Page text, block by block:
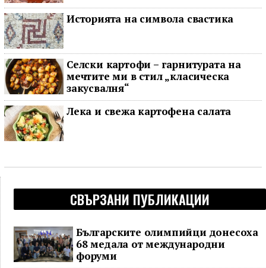
Историята на символа свастика
Селски картофи – гарнитурата на
мечтите ми в стил „класическа
закусвалня“
Лека и свежа картофена салата
СВЪРЗАНИ ПУБЛИКАЦИИ
Българските олимпийци донесоха
68 медала от международни
форуми